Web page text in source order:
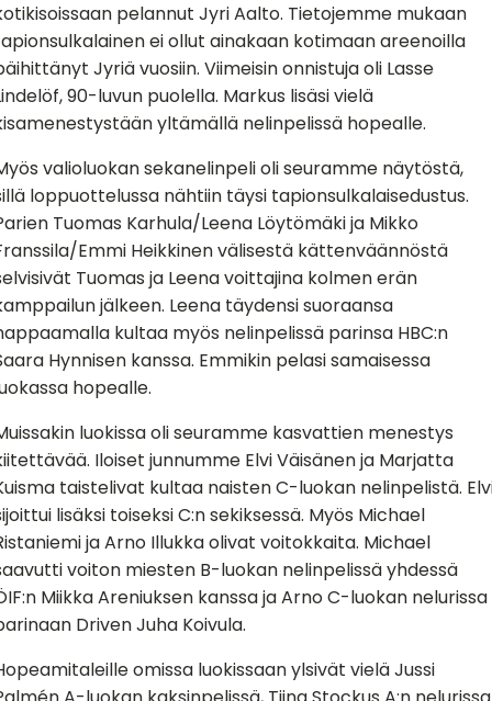
pelannut Jyri Aalto. Tietojemme mukaan
ei ollut ainakaan kotimaan areenoilla
Jyriä vuosiin. Viimeisin onnistuja oli Lasse
90-luvun puolella. Markus lisäsi vielä
yltämällä nelinpelissä hopealle.
valioluokan sekanelinpeli oli seuramme näytöstä,
loppuottelussa nähtiin täysi tapionsulkalaisedustus.
Tuomas Karhula/Leena Löytömäki ja Mikko
Emmi Heikkinen välisestä kättenväännöstä
Tuomas ja Leena voittajina kolmen erän
jälkeen. Leena täydensi suoraansa
kultaa myös nelinpelissä parinsa HBC:n
Hynnisen kanssa. Emmikin pelasi samaisessa
hopealle.
luokissa oli seuramme kasvattien menestys
Iloiset junnumme Elvi Väisänen ja Marjatta
taistelivat kultaa naisten C-luokan nelinpelistä.
lisäksi toiseksi C:n sekiksessä. Myös Michael
ja Arno Illukka olivat voitokkaita. Michael
voiton miesten B-luokan nelinpelissä yhdessä
Miikka Areniuksen kanssa ja Arno C-luokan nelurissa
Driven Juha Koivula.
omissa luokissaan ylsivät vielä Jussi